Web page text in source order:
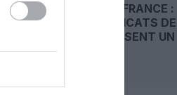
EASYJET FRANCE :
LES SYNDICATS DE
PNC DÉPOSENT UN